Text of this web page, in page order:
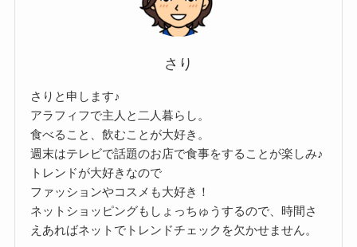
さり
さりと申します♪
アラフィフで主人と二人暮らし。
食べること、飲むことが大好き。
週末はテレビで話題のお店で食事をすることが楽しみ♪
トレンドが大好きなので
ファッションやコスメも大好き！
ネットショッピングもしょっちゅうするので、時間さ
えあればネットでトレンドチェックを欠かせません。